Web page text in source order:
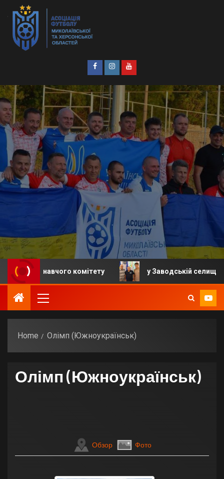
комітету у Заводській селищній
Home Олімп (Южноукраїнськ)
Олімп (Южноукраїнськ)
Обзор Фото